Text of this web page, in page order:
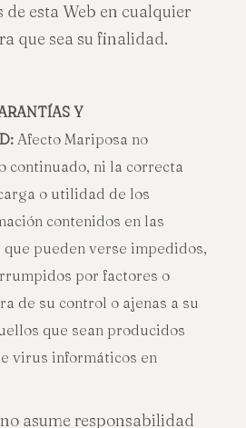
de esta Web en cualquier
que sea su finalidad.
Y
Afecto Mariposa no
continuado, ni la correcta
o utilidad de los
contenidos en las
pueden verse impedidos,
por factores o
de su control o ajenas a su
que sean producidos
virus informáticos en
asume responsabilidad